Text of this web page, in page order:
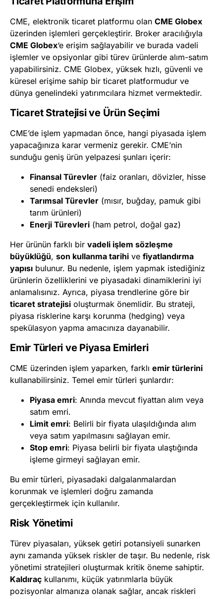
CME, elektronik ticaret platformu olan CME Globex
üzerinden işlemleri gerçekleştirir. Broker aracılığıyla
CME Globex‘e erişim sağlayabilir ve burada vadeli
işlemler ve opsiyonlar gibi türev ürünlerde alım-satım
yapabilirsiniz. CME Globex, yüksek hızlı, güvenli ve
küresel erişime sahip bir ticaret platformudur ve
dünya genelindeki yatırımcılara hizmet vermektedir.
Ticaret Stratejisi ve Ürün Seçimi
CME’de işlem yapmadan önce, hangi piyasada işlem
yapacağınıza karar vermeniz gerekir. CME’nin
sunduğu geniş ürün yelpazesi şunları içerir:
Finansal Türevler (faiz oranları, dövizler, hisse
senedi endeksleri)
Tarımsal Türevler (mısır, buğday, pamuk gibi
tarım ürünleri)
Enerji Türevleri (ham petrol, doğal gaz)
Her ürünün farklı bir vadeli işlem sözleşme
büyüklüğü, son kullanma tarihi ve fiyatlandırma
yapısı bulunur. Bu nedenle, işlem yapmak istediğiniz
ürünlerin özelliklerini ve piyasadaki dinamiklerini iyi
anlamalısınız. Ayrıca, piyasa trendlerine göre bir
ticaret stratejisi oluşturmak önemlidir. Bu strateji,
piyasa risklerine karşı korunma (hedging) veya
spekülasyon yapma amacınıza dayanabilir.
Emir Türleri ve Piyasa Emirleri
CME üzerinden işlem yaparken, farklı emir türlerini
kullanabilirsiniz. Temel emir türleri şunlardır:
Piyasa emri: Anında mevcut fiyattan alım veya
satım emri.
Limit emri: Belirli bir fiyata ulaşıldığında alım
veya satım yapılmasını sağlayan emir.
Stop emri: Piyasa belirli bir fiyata ulaştığında
işleme girmeyi sağlayan emir.
Bu emir türleri, piyasadaki dalgalanmalardan
korunmak ve işlemleri doğru zamanda
gerçekleştirmek için kullanılır.
Risk Yönetimi
Türev piyasaları, yüksek getiri potansiyeli sunarken
aynı zamanda yüksek riskler de taşır. Bu nedenle, risk
yönetimi stratejileri oluşturmak kritik öneme sahiptir.
Kaldıraç kullanımı, küçük yatırımlarla büyük
pozisyonlar almanıza olanak sağlar, ancak riskleri